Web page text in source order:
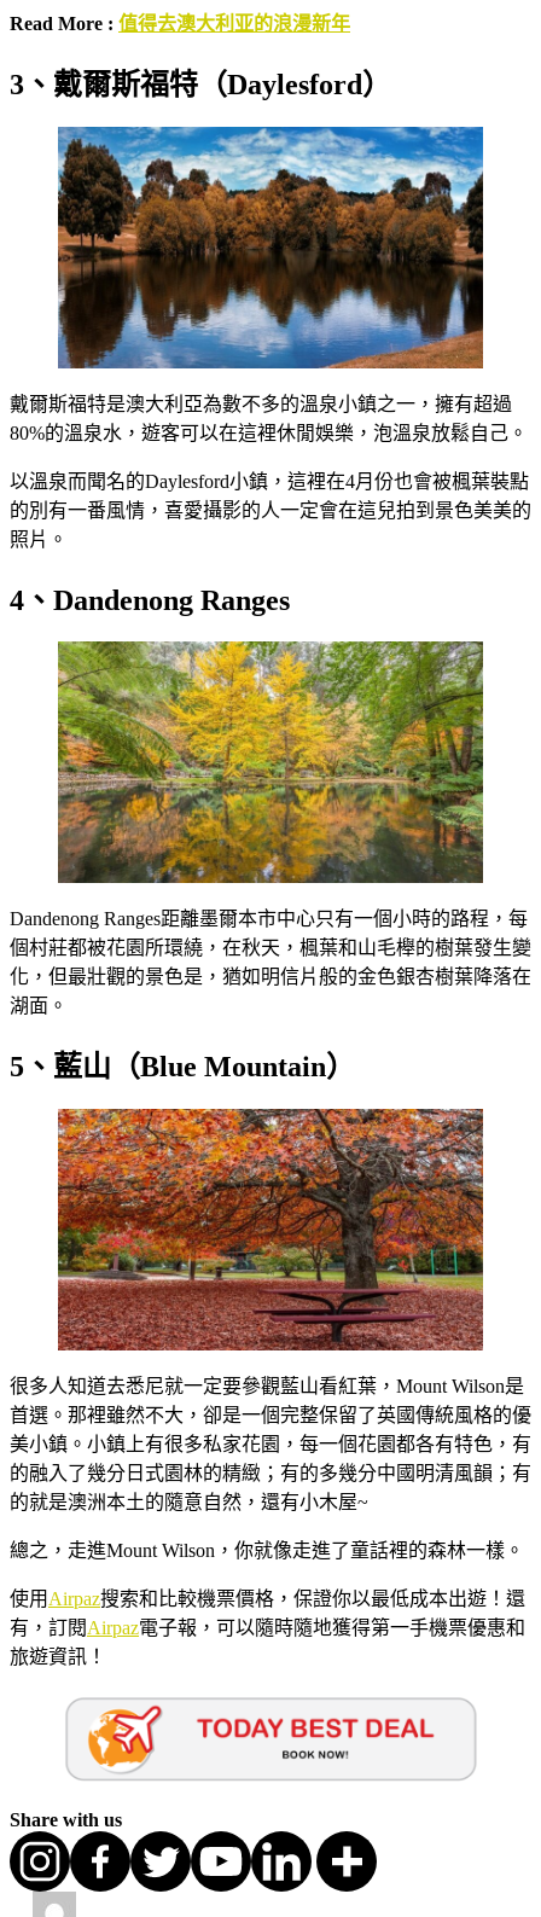
Read More : 值得去澳大利亚的浪漫新年
3、戴爾斯福特（Daylesford）
戴爾斯福特是澳大利亞為數不多的溫泉小鎮之一，擁有超過
80%的溫泉水，遊客可以在這裡休閒娛樂，泡溫泉放鬆自己。
以溫泉而聞名的Daylesford小鎮，這裡在4月份也會被楓葉裝點
的別有一番風情，喜愛攝影的人一定會在這兒拍到景色美美的
照片。
4、Dandenong Ranges
Dandenong Ranges距離墨爾本市中心只有一個小時的路程，每
個村莊都被花園所環繞，在秋天，楓葉和山毛櫸的樹葉發生變
化，但最壯觀的景色是，猶如明信片般的金色銀杏樹葉降落在
湖面。
5、藍山（Blue Mountain）
很多人知道去悉尼就一定要參觀藍山看紅葉，Mount Wilson是
首選。那裡雖然不大，卻是一個完整保留了英國傳統風格的優
美小鎮。小鎮上有很多私家花園，每一個花園都各有特色，有
的融入了幾分日式園林的精緻；有的多幾分中國明清風韻；有
的就是澳洲本土的隨意自然，還有小木屋~
總之，走進Mount Wilson，你就像走進了童話裡的森林一樣。
使用 Airpaz搜索和比較機票價格，保證你以最低成本出遊！還
有，訂閱Airpaz電子報，可以隨時隨地獲得第一手機票優惠和
旅遊資訊！
Share with us